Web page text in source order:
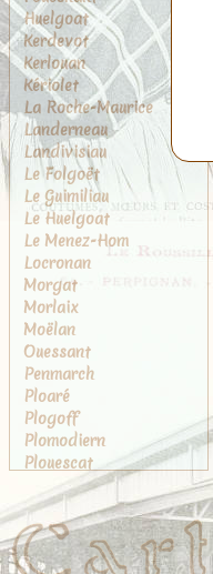
Huelgoat
Kerdevot
Kerlouan
Kériolet
La Roche-Maurice
Landerneau
Landivisiau
Le Folgoët
Le Guimiliau
Le Huelgoat
Le Menez-Hom
Locronan
Morgat
Morlaix
Moëlan
Ouessant
Penmarch
Ploaré
Plogoff
Plomodiern
Plouescat
Plougasnou
Plougastel
Plougastel-Daoulas
Pont-Aven